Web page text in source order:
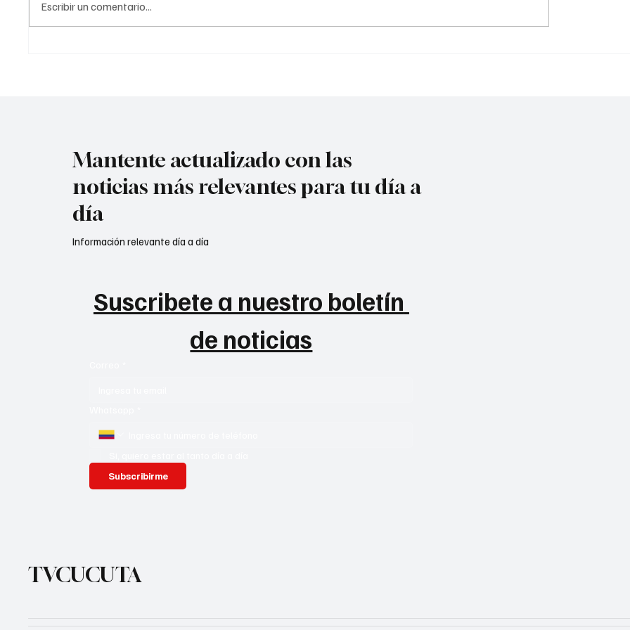
dos artefactos habrían sido
Escribir un comentario...
Mantente actualizado con las
noticias más relevantes para tu día a
día
Suscribete a nuestro boletín
de noticias
Subscribirme
Información relevante día a día
TVCUCUTA